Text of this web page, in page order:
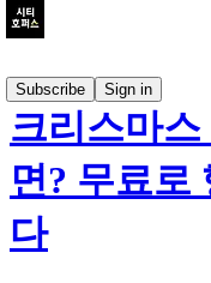
Subscribe
Sign in
크리스마
면? 무료로
다